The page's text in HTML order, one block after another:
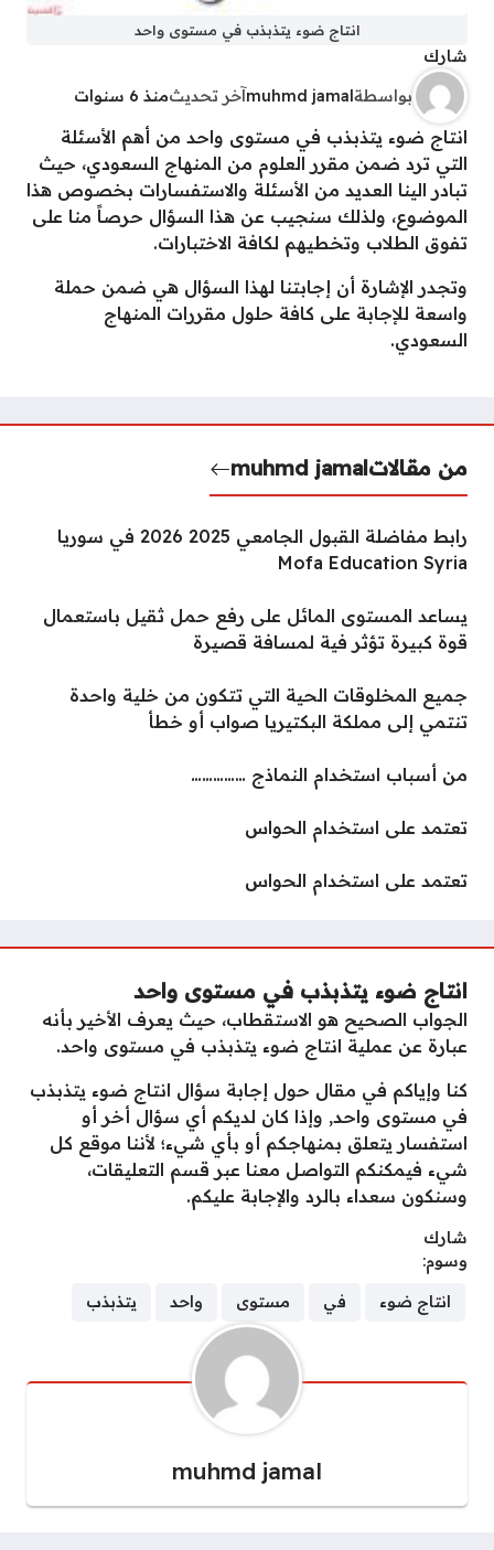
انتاج ضوء يتذبذب في مستوى واحد
شارك
بواسطةmuhmd jamalآخر تحديثمنذ 6 سنوات
انتاج ضوء يتذبذب في مستوى واحد من أهم الأسئلة
التي ترد ضمن مقرر العلوم من المنهاج السعودي، حيث
تبادر الينا العديد من الأسئلة والاستفسارات بخصوص هذا
الموضوع، ولذلك سنجيب عن هذا السؤال حرصاً منا على
تفوق الطلاب وتخطيهم لكافة الاختبارات.
وتجدر الإشارة أن إجابتنا لهذا السؤال هي ضمن حملة
واسعة للإجابة على كافة حلول مقررات المنهاج
السعودي.
من مقالاتmuhmd jamal
رابط مفاضلة القبول الجامعي 2025 2026 في سوريا
Mofa Education Syria
يساعد المستوى المائل على رفع حمل ثقيل باستعمال
قوة كبيرة تؤثر فية لمسافة قصيرة
جميع المخلوقات الحية التي تتكون من خلية واحدة
تنتمي إلى مملكة البكتيريا صواب أو خطأ
من أسباب استخدام النماذج ……………
تعتمد على استخدام الحواس
تعتمد على استخدام الحواس
انتاج ضوء يتذبذب في مستوى واحد
الجواب الصحيح هو الاستقطاب، حيث يعرف الأخير بأنه
عبارة عن عملية انتاج ضوء يتذبذب في مستوى واحد.
كنا وإياكم في مقال حول إجابة سؤال انتاج ضوء يتذبذب
في مستوى واحد, وإذا كان لديكم أي سؤال أخر أو
استفسار يتعلق بمنهاجكم أو بأي شيء؛ لأننا موقع كل
شيء فيمكنكم التواصل معنا عبر قسم التعليقات،
وسنكون سعداء بالرد والإجابة عليكم.
شارك
وسوم:
انتاج ضوء في مستوى واحد يتذبذب
muhmd jamal